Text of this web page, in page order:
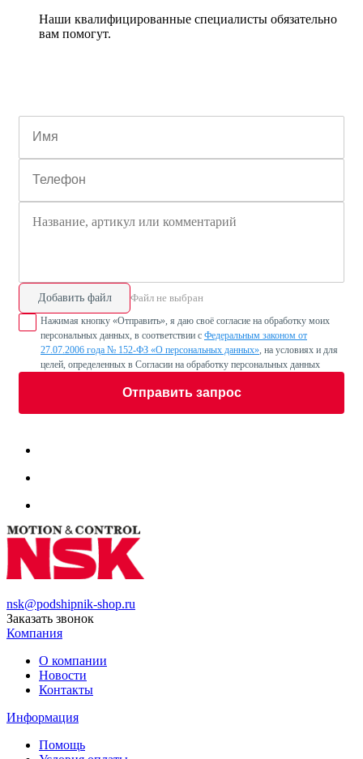
Наши квалифицированные специалисты обязательно
вам помогут.
Добавить файл Файл не выбран
Нажимая кнопку «Отправить», я даю своё согласие на обработку моих
персональных данных, в соответствии с Федеральным законом от
27.07.2006 года № 152-ФЗ «О персональных данных», на условиях и для
целей, определенных в Согласии на обработку персональных данных
Отправить запрос
nsk@podshipnik-shop.ru
Заказать звонок
Компания
О компании
Новости
Контакты
Информация
Помощь